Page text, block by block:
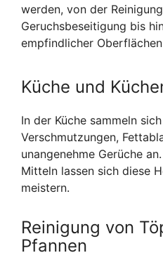
werden, von der
Geruchsbeseitigung bis
empfindlicher
Küche und
In der Küche sammeln
Verschmutzungen,
unangenehme Gerüche
Mitteln lassen sich diese
meistern.
Reinigung von
Pfannen